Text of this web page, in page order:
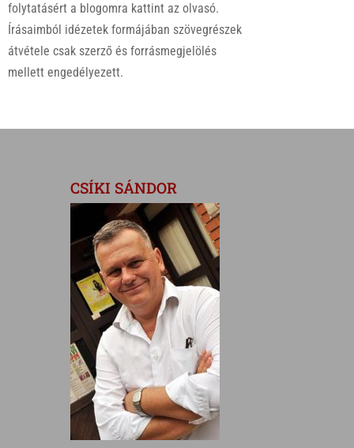
folytatásért a blogomra kattint az olvasó.
Írásaimból idézetek formájában szövegrészek
átvétele csak szerző és forrásmegjelölés
mellett engedélyezett.
CSÍKI SÁNDOR